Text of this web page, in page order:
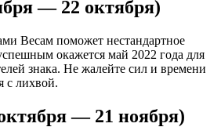
— 22 октября)
Весам поможет нестандартное
окажется май 2022 года для
знака. Не жалейте сил и времени
с лихвой.
— 21 ноября)